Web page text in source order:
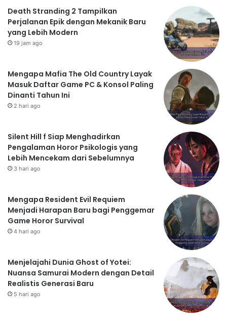
Death Stranding 2 Tampilkan
Perjalanan Epik dengan Mekanik Baru
yang Lebih Modern
19 jam ago
Mengapa Mafia The Old Country Layak
Masuk Daftar Game PC & Konsol Paling
Dinanti Tahun Ini
2 hari ago
Silent Hill f Siap Menghadirkan
Pengalaman Horor Psikologis yang
Lebih Mencekam dari Sebelumnya
3 hari ago
Mengapa Resident Evil Requiem
Menjadi Harapan Baru bagi Penggemar
Game Horor Survival
4 hari ago
Menjelajahi Dunia Ghost of Yotei:
Nuansa Samurai Modern dengan Detail
Realistis Generasi Baru
5 hari ago